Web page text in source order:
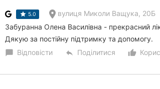
5.0 вулиця Миколи Ващука, 20Б
Забуранна Олена Василівна - прекрасний
Дякую за постійну підтримку та допомогу.
chat_bubble Відповісти reply Поділитися